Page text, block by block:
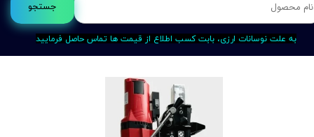
جستجو
به علت نوسانات ارزی، بابت کسب اطلاع از قیمت ها تماس حاصل فرمایید